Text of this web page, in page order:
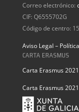
Correo electrónico:
CIF: Q6555702G
Código de centro:
Aviso Legal –
CARTA ERASMUS
Carta Erasmus
Carta Erasmus